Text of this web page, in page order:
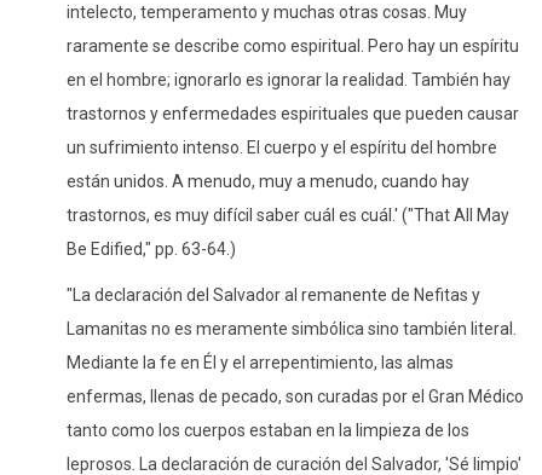
intelecto, temperamento y muchas otras cosas. Muy
raramente se describe como espiritual. Pero hay un espíritu
en el hombre; ignorarlo es ignorar la realidad. También hay
trastornos y enfermedades espirituales que pueden causar
un sufrimiento intenso. El cuerpo y el espíritu del hombre
están unidos. A menudo, muy a menudo, cuando hay
trastornos, es muy difícil saber cuál es cuál.' ("That All May
Be Edified," pp. 63-64.)
"La declaración del Salvador al remanente de Nefitas y
Lamanitas no es meramente simbólica sino también literal.
Mediante la fe en Él y el arrepentimiento, las almas
enfermas, llenas de pecado, son curadas por el Gran Médico
tanto como los cuerpos estaban en la limpieza de los
leprosos. La declaración de curación del Salvador, 'Sé limpio'